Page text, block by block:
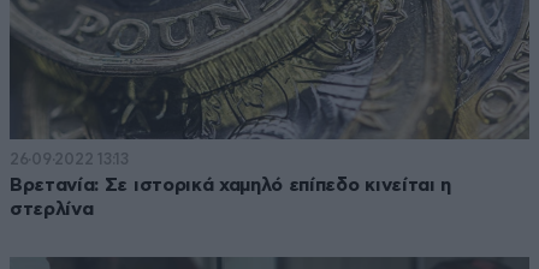
26·09·2022 13:13
Βρετανία: Σε ιστορικά χαμηλό επίπεδο κινείται η
στερλίνα